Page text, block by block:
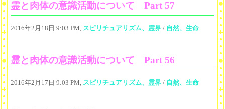
霊と肉体の意識活動について Part 57
2016年2月18日 9:03 PM, スピリチュアリズム、霊界 / 自然、生命
霊と肉体の意識活動について Part 56
2016年2月17日 9:03 PM, スピリチュアリズム、霊界 / 自然、生命